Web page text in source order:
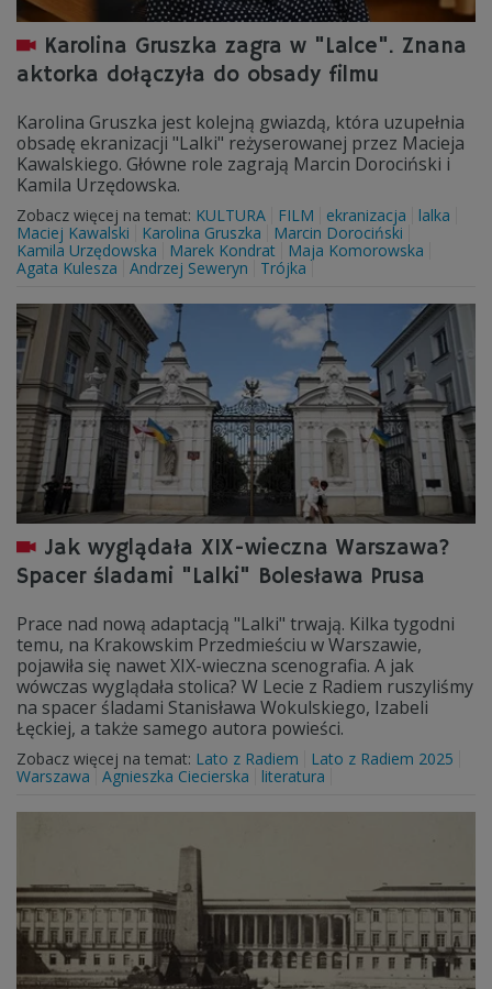
Karolina Gruszka zagra w "Lalce". Znana
aktorka dołączyła do obsady filmu
Karolina Gruszka jest kolejną gwiazdą, która uzupełnia
obsadę ekranizacji "Lalki" reżyserowanej przez Macieja
Kawalskiego. Główne role zagrają Marcin Dorociński i
Kamila Urzędowska.
Zobacz więcej na temat: KULTURA FILM ekranizacja
lalka
Maciej Kawalski
Karolina Gruszka
Marcin Dorociński
Kamila Urzędowska
Marek Kondrat
Maja Komorowska
Agata Kulesza
Andrzej Seweryn Trójka
Jak wyglądała XIX-wieczna Warszawa?
Spacer śladami "Lalki" Bolesława Prusa
Prace nad nową adaptacją "Lalki" trwają. Kilka tygodni
temu, na Krakowskim Przedmieściu w Warszawie,
pojawiła się nawet XIX-wieczna scenografia. A jak
wówczas wyglądała stolica? W Lecie z Radiem ruszyliśmy
na spacer śladami Stanisława Wokulskiego, Izabeli
Łęckiej, a także samego autora powieści.
Zobacz więcej na temat: Lato z Radiem
Lato z Radiem 2025
Warszawa
Agnieszka Ciecierska literatura